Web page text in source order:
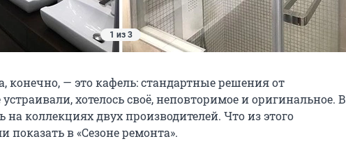
1 из 3
конечно, — это кафель: стандартные решения от
хотелось своё, неповторимое и оригинальное. В
на коллекциях двух производителей. Что из этого
показать в «Сезоне ремонта».